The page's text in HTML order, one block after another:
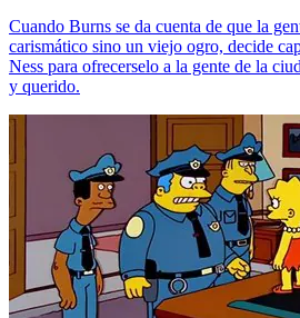
Cuando Burns se da cuenta de que la
carismático sino un viejo ogro, decide
Ness para ofrecerselo a la gente de la
y querido.